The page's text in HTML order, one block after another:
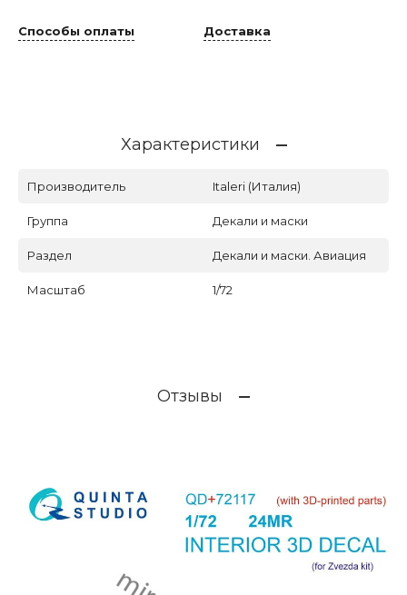
Способы оплаты Доставка
Характеристики
Производитель Italeri (Италия)
Группа Декали и маски
Раздел Декали и маски. Авиация
Масштаб 1/72
Отзывы